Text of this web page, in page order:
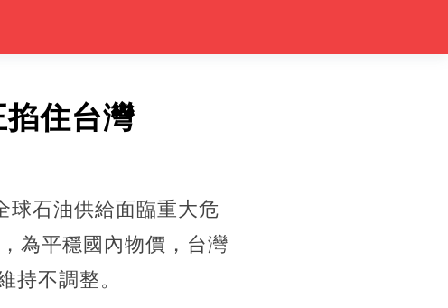
住台灣
球石油供給面臨重大危
為平穩國內物價，台灣
持不調整。